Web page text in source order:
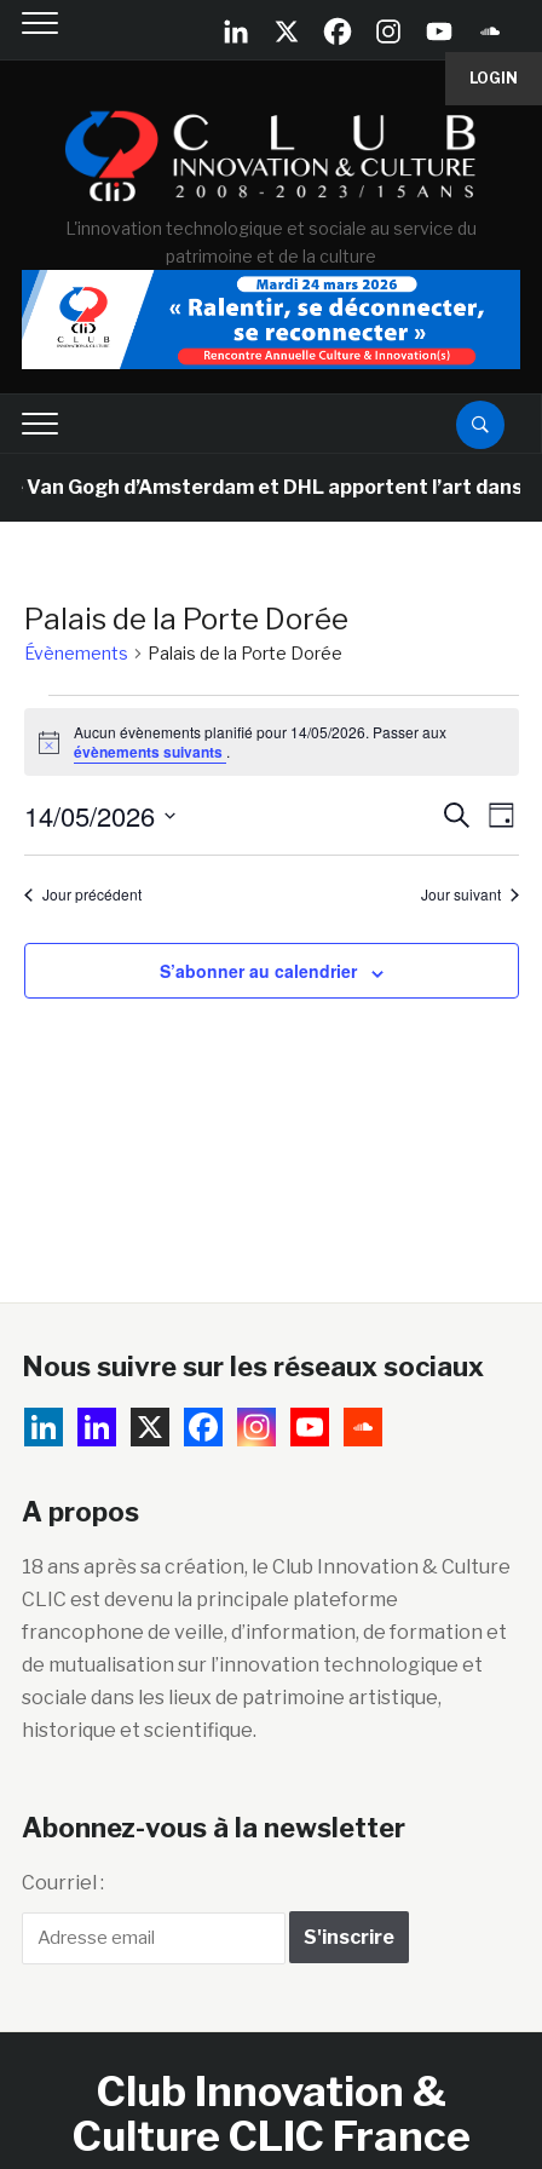
LOGIN
L'innovation technologique et sociale au service du
patrimoine et de la culture
Van Gogh d’Amsterdam et DHL apportent l’art dans
Palais de la Porte Dorée
Évènements Palais de la Porte Dorée
for
Notice
Aucun évènements planifié pour 14/05/2026. Passer aux
évènements suivants .
et
de
Jour
14/05/2026
Sélectionnez
uneJour précédent Jour suivant
S’abonner au calendrier
Nous suivre sur les réseaux sociaux
A propos
18 ans après sa création, le Club Innovation & Culture
CLIC est devenu la principale plateforme
francophone de veille, d’information, de formation et
de mutualisation sur l’innovation technologique et
sociale dans les lieux de patrimoine artistique,
historique et scientifique.
Abonnez-vous à la newsletter
Courriel :
Club Innovation &
Culture CLIC France